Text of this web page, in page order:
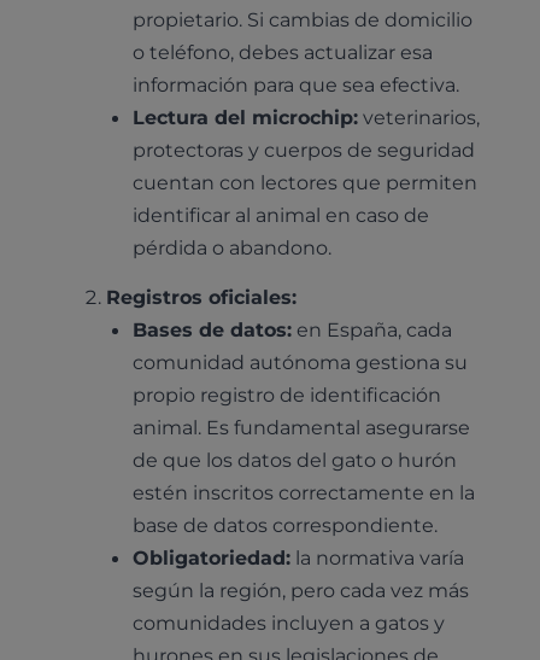
propietario. Si cambias de domicilio
o teléfono, debes actualizar esa
información para que sea efectiva.
Lectura del microchip: veterinarios,
protectoras y cuerpos de seguridad
cuentan con lectores que permiten
identificar al animal en caso de
pérdida o abandono.
Registros oficiales:
Bases de datos: en España, cada
comunidad autónoma gestiona su
propio registro de identificación
animal. Es fundamental asegurarse
de que los datos del gato o hurón
estén inscritos correctamente en la
base de datos correspondiente.
Obligatoriedad: la normativa varía
según la región, pero cada vez más
comunidades incluyen a gatos y